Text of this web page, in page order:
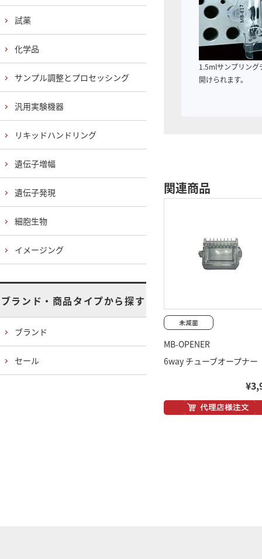
1.5mlサンプリング
開けられます。
関連商品
MB-OPENER
6way チューブオープナー
試薬
化学品
サンプル調整とプロセッシング
汎用実験機器
リキッドハンドリング
遺伝子増幅
遺伝子発現
細胞生物
イメージング
ブランド・商品タイプから探す
ブランド
セール